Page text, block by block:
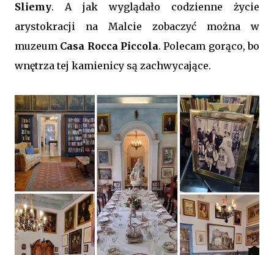
Sliemy. A jak wyglądało codzienne życie
arystokracji na Malcie zobaczyć można w
muzeum Casa Rocca Piccola. Polecam gorąco, bo
wnętrza tej kamienicy są zachwycające.